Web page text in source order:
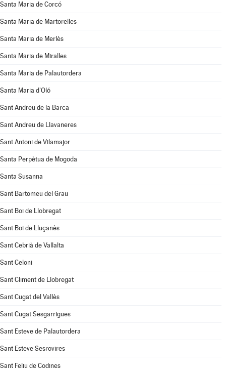
Santa Maria de Corcó
Santa Maria de Martorelles
Santa Maria de Merlès
Santa Maria de Miralles
Santa Maria de Palautordera
Santa Maria d'Oló
Sant Andreu de la Barca
Sant Andreu de Llavaneres
Sant Antoni de Vilamajor
Santa Perpètua de Mogoda
Santa Susanna
Sant Bartomeu del Grau
Sant Boi de Llobregat
Sant Boi de Lluçanès
Sant Cebrià de Vallalta
Sant Celoni
Sant Climent de Llobregat
Sant Cugat del Vallès
Sant Cugat Sesgarrigues
Sant Esteve de Palautordera
Sant Esteve Sesrovires
Sant Feliu de Codines